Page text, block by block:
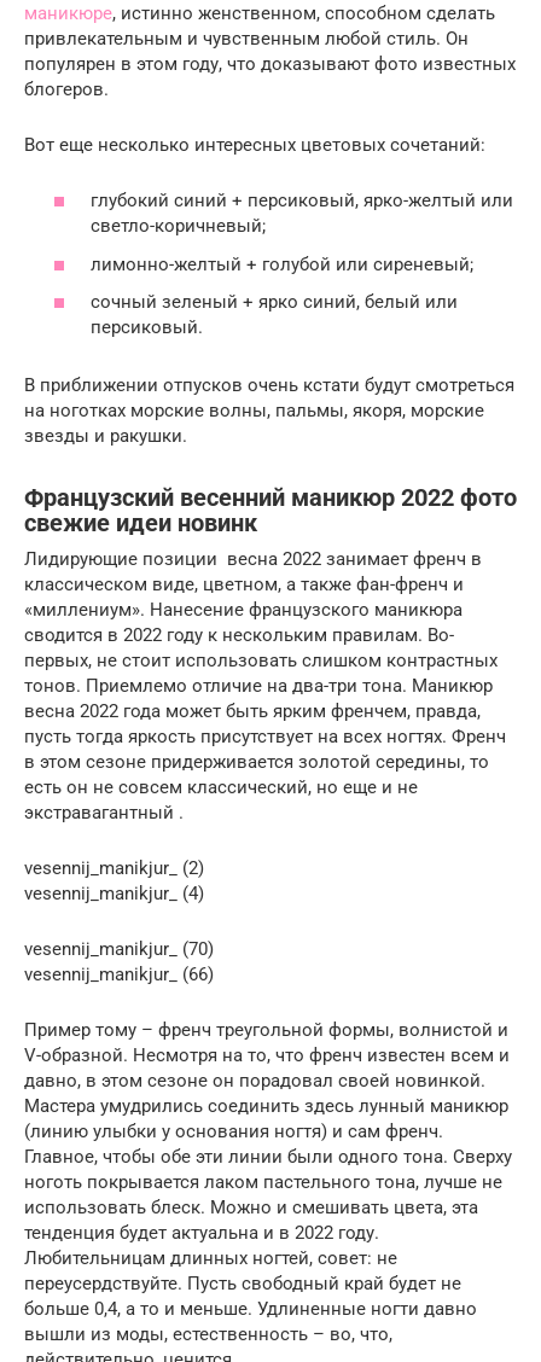
маникюре, истинно женственном, способном сделать
привлекательным и чувственным любой стиль. Он
популярен в этом году, что доказывают фото известных
блогеров.
Вот еще несколько интересных цветовых сочетаний:
глубокий синий + персиковый, ярко-желтый или
светло-коричневый;
лимонно-желтый + голубой или сиреневый;
сочный зеленый + ярко синий, белый или
персиковый.
В приближении отпусков очень кстати будут смотреться
на ноготках морские волны, пальмы, якоря, морские
звезды и ракушки.
Французский весенний маникюр 2022 фото
свежие идеи новинк
Лидирующие позиции весна 2022 занимает френч в
классическом виде, цветном, а также фан-френч и
«миллениум». Нанесение французского маникюра
сводится в 2022 году к нескольким правилам. Во-
первых, не стоит использовать слишком контрастных
тонов. Приемлемо отличие на два-три тона. Маникюр
весна 2022 года может быть ярким френчем, правда,
пусть тогда яркость присутствует на всех ногтях. Френч
в этом сезоне придерживается золотой середины, то
есть он не совсем классический, но еще и не
экстравагантный .
vesennij_manikjur_ (2)
vesennij_manikjur_ (4)
vesennij_manikjur_ (70)
vesennij_manikjur_ (66)
Пример тому – френч треугольной формы, волнистой и
V-образной. Несмотря на то, что френч известен всем и
давно, в этом сезоне он порадовал своей новинкой.
Мастера умудрились соединить здесь лунный маникюр
(линию улыбки у основания ногтя) и сам френч.
Главное, чтобы обе эти линии были одного тона. Сверху
ноготь покрывается лаком пастельного тона, лучше не
использовать блеск. Можно и смешивать цвета, эта
тенденция будет актуальна и в 2022 году.
Любительницам длинных ногтей, совет: не
переусердствуйте. Пусть свободный край будет не
больше 0,4, а то и меньше. Удлиненные ногти давно
вышли из моды, естественность – во, что,